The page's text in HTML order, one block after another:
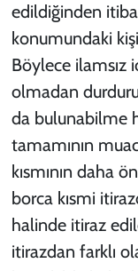
edildiğinden
konumundaki kişi
Böylece ilamsız
olmadan
da bulunabilme
tamamının
kısmının daha
borca kısmi
halinde itiraz
itirazdan farklı